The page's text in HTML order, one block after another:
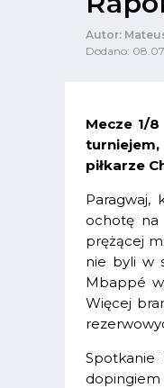
Autor:
Dodano:
Mecze 1/
piłkarze
Paragwaj,
ochotę na
prężącej
nie byli w
Mbappé
Więcej
Spotkanie